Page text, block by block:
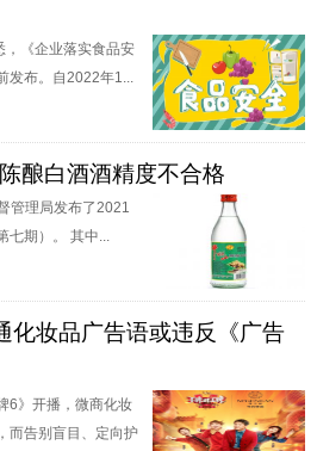
，《企业落实食品安
发布。自2022年1...
酿白酒酒精度不合格
管理局发布了2021
七期）。 其中...
化妆品广告语或违反《广告
6》开播，微商化妆
而告别盲目、定向护